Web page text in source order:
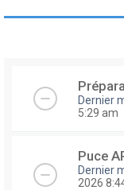
Dernier
5:29 am
Puce
Dernier
2026